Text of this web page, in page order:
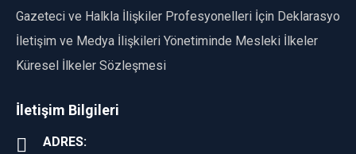
Gazeteci ve Halkla İlişkiler Profesyonelleri İçin Deklarasyon
İletişim ve Medya İlişkileri Yönetiminde Mesleki İlkeler
Küresel İlkeler Sözleşmesi
İletişim Bilgileri
ADRES: